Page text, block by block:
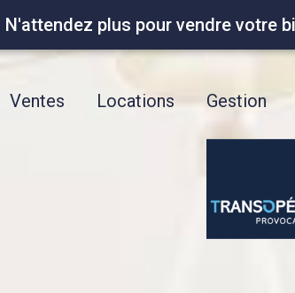
N'attendez plus pour vendre votre
Ventes
Locations Gestion